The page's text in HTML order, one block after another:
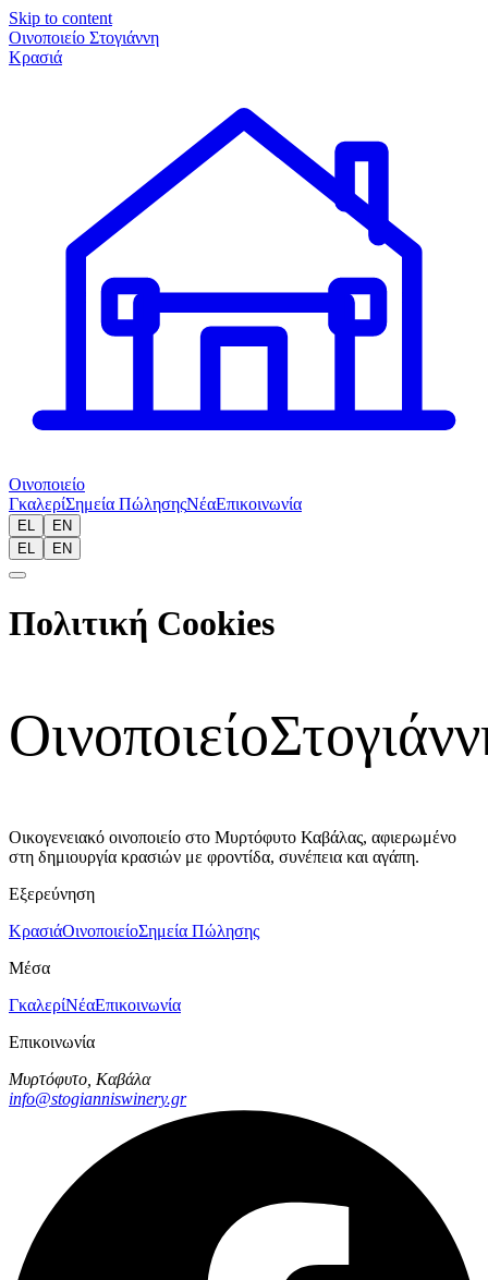
Skip to content
Οινοποιείο Στογιάννη
Κρασιά
Οινοποιείο
ΓκαλερίΣημεία ΠώλησηςΝέαΕπικοινωνία
EL
EN
EL
EN
Πολιτική Cookies
Οινοποιείο
Οικογενειακό οινοποιείο στο Μυρτόφυτο Καβάλας, αφιερωμένο
στη δημιουργία κρασιών με φροντίδα, συνέπεια και αγάπη.
Εξερεύνηση
ΚρασιάΟινοποιείοΣημεία Πώλησης
Μέσα
ΓκαλερίΝέαΕπικοινωνία
Επικοινωνία
Μυρτόφυτο, Καβάλα
info@stogianniswinery.gr